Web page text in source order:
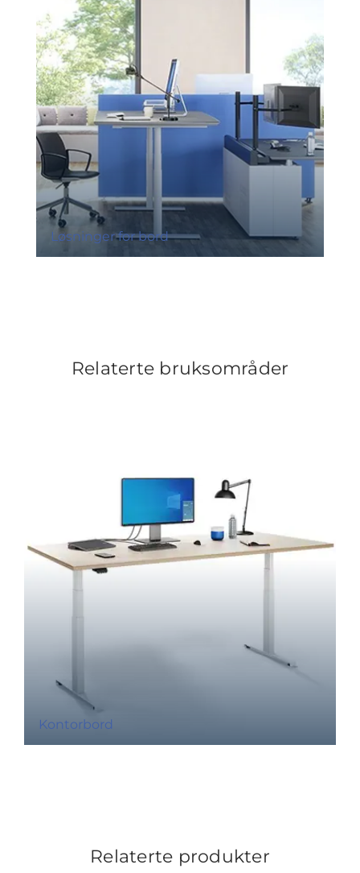
Løsninger for bord
Relaterte bruksområder
Kontorbord
Relaterte produkter